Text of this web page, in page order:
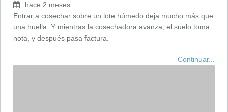
hace 2 meses
Entrar a cosechar sobre un lote húmedo deja mucho más que
una huella. Y mientras la cosechadora avanza, el suelo toma
nota, y después pasa factura.
Continuar...